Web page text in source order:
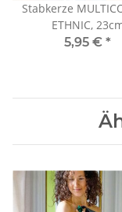
Stabkerze
ETHNIC,
5,95 € *